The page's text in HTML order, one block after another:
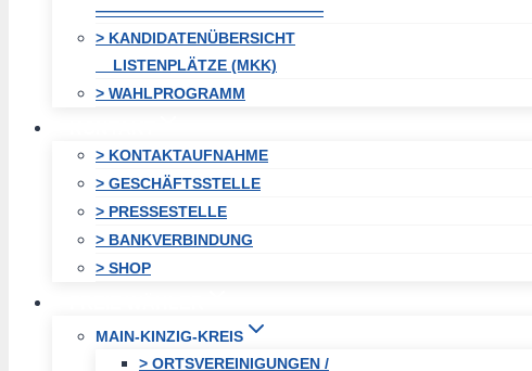
———————————————
> KANDIDATENÜBERSICHT
LISTENPLÄTZE (MKK)
> WAHLPROGRAMM
> KONTAKTAUFNAHME
> GESCHÄFTSSTELLE
> PRESSESTELLE
> BANKVERBINDUNG
> SHOP
MAIN-KINZIG-KREIS
> ORTSVEREINIGUNGEN /